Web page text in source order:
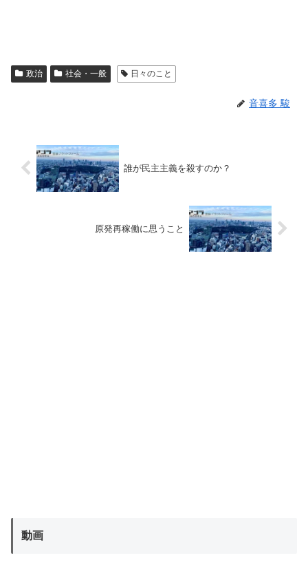
政治 社会・一般 日々のこと
音喜多 駿
誰が民主主義を殺すのか？
原発再稼働に思うこと
動画